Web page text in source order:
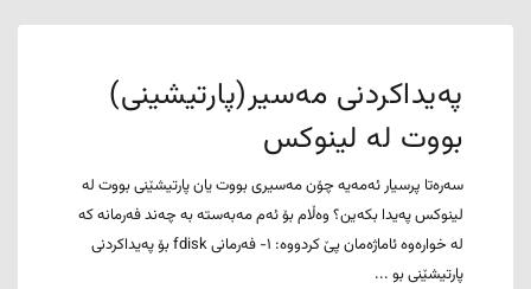
پەیداکردنی مەسیر(پارتیشینی)
بووت لە لینوکس
سەرەتا پرسیار ئەمەیە چۆن مەسیری بووت یان پارتیشێنی بووت لە
لینوکس پەیدا بکەین؟ وەڵام بۆ ئەم مەبەستە بە چەند فەرمانە کە
لە خوارەوە ئاماژەمان پێ کردووە: ١- فەرمانی fdisk بۆ پەیداکردنی
پارتیشێنی بو ...